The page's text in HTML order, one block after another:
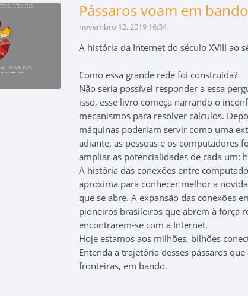
Pássaros voam em bando
novembro 12, 2019 16:34
A história da Internet do século XVIII ao
Como essa grande rede foi construída?
Não seria possível responder a essa
isso, esse livro começa narrando o
mecanismos para resolver cálculos.
máquinas poderiam servir como uma
adiante, as pessoas e os computadores
ampliar as potencialidades de cada um:
A história das conexões entre
aproxima para conhecer melhor a
que se abre. A expansão das conexões
pioneiros brasileiros que abrem à força
encontrarem-se com a Internet.
Hoje estamos aos milhões, bilhões
Entenda a trajetória desses pássaros
fronteiras, em bando.